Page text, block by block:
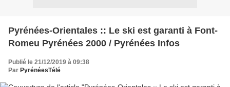
Pyrénées-Orientales :: Le ski est garanti à Font-
Romeu Pyrénées 2000 / Pyrénées Infos
Publié le 21/12/2019 à 09:38
Par PyrénéesTélé